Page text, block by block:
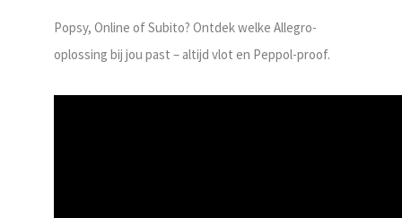
Popsy, Online of Subito? Ontdek welke Allegro-
oplossing bij jou past – altijd vlot en Peppol-proof.